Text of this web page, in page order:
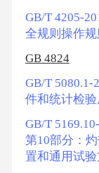
GB/T 4205-
全规则操作规
GB 4824
GB/T 5080.1-
件和统计检验
GB/T
第10部分：
置和通用试